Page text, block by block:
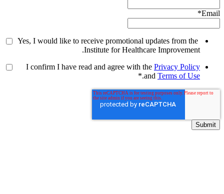
Email
*
Yes, I would like to receive promotional updates from the
Institute for Healthcare Improvement.
I confirm I have read and agree with the Privacy Policy
and Terms of Use
.
*